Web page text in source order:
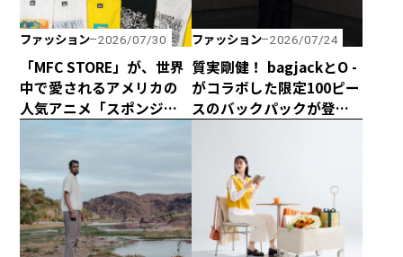
ファッション 2026/07/30
「MFC STORE」が、世界
中で愛されるアメリカの
人気アニメ「スポンジ・
ボブ」とコラボアイテム
ファッション 2026/07/24
質実剛健！ bagjackとO -
がコラボした限定100ピー
スのバックパックが登